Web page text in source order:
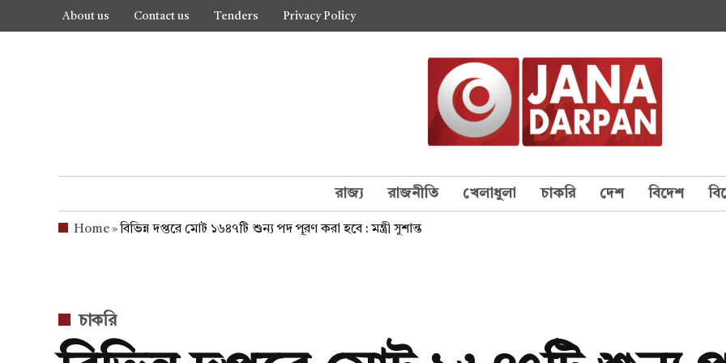
About us Contact us Tenders Privacy Policy
রাজ্য রাজনীতি খেলাধুলা চাকরি দেশ বিদেশ
Home»বিভিন্ন দপ্তরে মোট ১৬৪৭টি শুন্য পদ পূরণ করা হবে : মন্ত্রী সুশান্ত
POSTED
IN
চাকরি